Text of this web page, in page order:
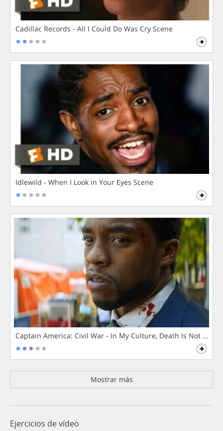
Cadillac Records - All I Could Do Was Cry Scene
Idlewild - When I Look in Your Eyes Scene
Captain America: Civil War - In My Culture, Death Is Not The
Mostrar más
Ejercicios de vídeo